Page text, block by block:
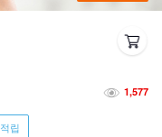
1,577
적립